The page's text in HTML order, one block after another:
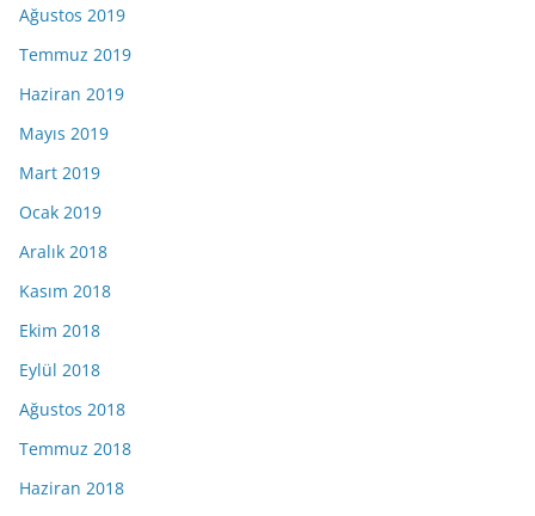
Ağustos 2019
Temmuz 2019
Haziran 2019
Mayıs 2019
Mart 2019
Ocak 2019
Aralık 2018
Kasım 2018
Ekim 2018
Eylül 2018
Ağustos 2018
Temmuz 2018
Haziran 2018